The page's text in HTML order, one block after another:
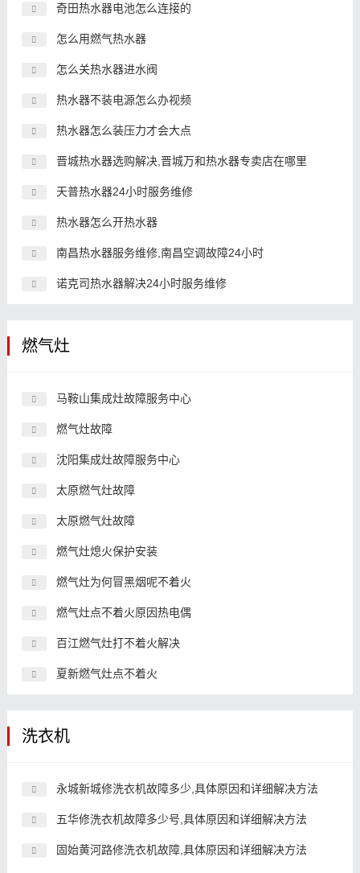
奇田热水器电池怎么连接的
怎么用燃气热水器
怎么关热水器进水阀
热水器不装电源怎么办视频
热水器怎么装压力才会大点
晋城热水器选购解决,晋城万和热水器专卖店在哪里
天普热水器24小时服务维修
热水器怎么开热水器
南昌热水器服务维修,南昌空调故障24小时
诺克司热水器解决24小时服务维修
燃气灶
马鞍山集成灶故障服务中心
燃气灶故障
沈阳集成灶故障服务中心
太原燃气灶故障
太原燃气灶故障
燃气灶熄火保护安装
燃气灶为何冒黑烟呢不着火
燃气灶点不着火原因热电偶
百江燃气灶打不着火解决
夏新燃气灶点不着火
洗衣机
永城新城修洗衣机故障多少,具体原因和详细解决方法
五华修洗衣机故障多少号,具体原因和详细解决方法
固始黄河路修洗衣机故障,具体原因和详细解决方法